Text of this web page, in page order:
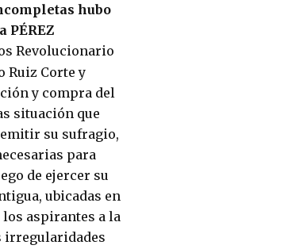
hubo
PÉREZ
Revolucionario
Ruiz Corte y
y compra del
situación que
emitir su sufragio,
para
de ejercer su
ubicadas en
aspirantes a la
irregularidades